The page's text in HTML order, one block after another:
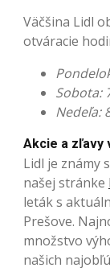
Väčšina Lidl
otváracie
Sobota:
Nedeľa:
Akcie a zľavy
Lidl je známy
našej stránke
leták s
Prešove.
množstvo
našich